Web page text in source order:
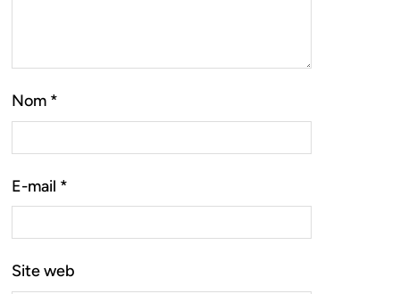
Nom *
E-mail *
Site web